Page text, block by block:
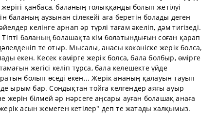
қанбаса, баланың толыққанды болып жетілуі
баланың аузынан сілекейі аға беретін болады деген
келінге арнап әр түрлі тағам әкеліп, дәм тигізеді.
баланың болашақта кім болатындығын соған қарап
те отыр. Мысалы, анасы көкөніске жерік болса,
екен. Кесек көмірге жерік болса, бала болбыр, өмірге
жегісі келіп тұрса, бала келешекте үйде
болып өседі екен... Жерік ананың қалауын тауып
ырым бар. Сондықтан тойға келгендер аяғы ауыр
жерін білмей әр нәрсеге аңсары ауған болашақ анаға
асын жемеген кетілер" деп те жатады халқымыз.